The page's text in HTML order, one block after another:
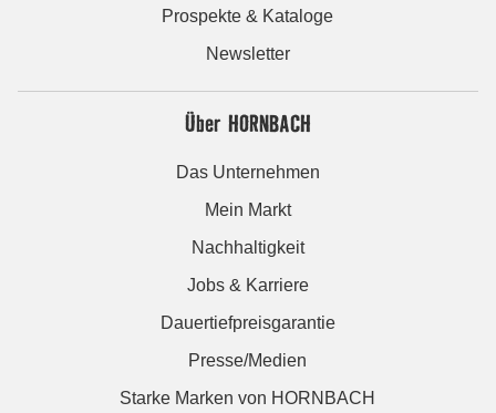
Prospekte & Kataloge
Newsletter
Über HORNBACH
Das Unternehmen
Mein Markt
Nachhaltigkeit
Jobs & Karriere
Dauertiefpreisgarantie
Presse/Medien
Starke Marken von HORNBACH